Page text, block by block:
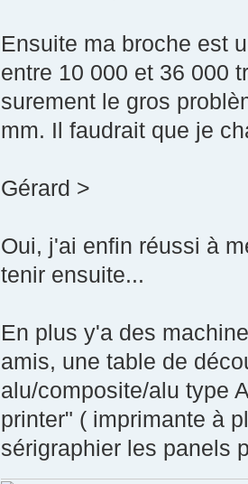
Ensuite ma broche est
entre 10 000 et 36 000
surement le gros
mm. Il faudrait que je
Gérard >
Oui, j'ai enfin réussi à
tenir ensuite...
En plus y'a des
amis, une table de
alu/composite/alu type
printer" ( imprimante à
sérigraphier les panels